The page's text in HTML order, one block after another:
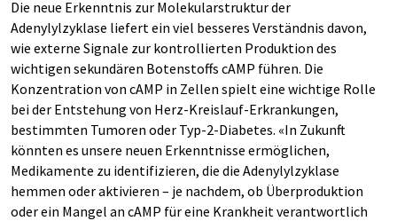
Die neue Erkenntnis zur Molekularstruktur der
Adenylylzyklase liefert ein viel besseres Verständnis davon,
wie externe Signale zur kontrollierten Produktion des
wichtigen sekundären Botenstoffs cAMP führen. Die
Konzentration von cAMP in Zellen spielt eine wichtige Rolle
bei der Entstehung von Herz-Kreislauf-Erkrankungen,
bestimmten Tumoren oder Typ-2-Diabetes. «In Zukunft
könnten es unsere neuen Erkenntnisse ermöglichen,
Medikamente zu identifizieren, die die Adenylylzyklase
hemmen oder aktivieren – je nachdem, ob Überproduktion
oder ein Mangel an cAMP für eine Krankheit verantwortlich